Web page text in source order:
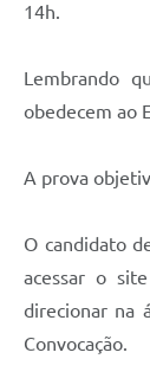
14h.
Lembrando
obedecem ao
A prova
O candidato
acessar o
direcionar na
Convocação.